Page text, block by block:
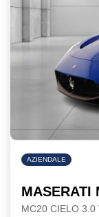
AZIENDALE
MASERATI
MC20 CIELO 3.0